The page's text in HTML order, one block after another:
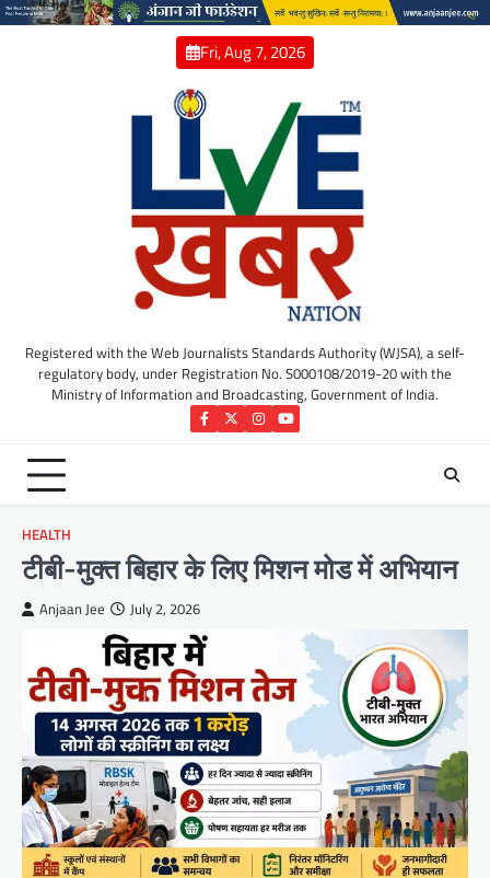
Skip
Fri, Aug 7, 2026
Registered with the Web Journalists Standards Authority (WJSA), a self-
regulatory body, under Registration No. S000108/2019-20 with the
Ministry of Information and Broadcasting, Government of India.
Facebook
TwitterInstagram
YouTube
HEALTH
टीबी-मुक्त बिहार के लिए मिशन मोड में अभियान
Anjaan Jee July 2, 2026